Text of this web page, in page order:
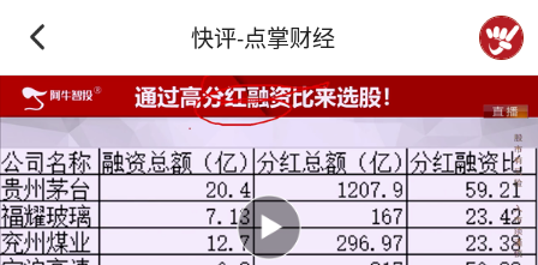
快评-点掌财经